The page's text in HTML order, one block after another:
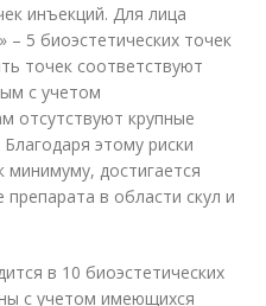
инъекций. Для лица
– 5 биоэстетических точек
точек соответствуют
с учетом
отсутствуют крупные
этому риски
минимуму, достигается
в области скул и
в 10 биоэстетических
с учетом имеющихся